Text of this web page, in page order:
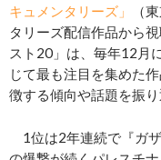
キュメンタリーズ」
（
タリーズ配信作品から
スト20」は、毎年12月
じて最も注目を集めた
徴する傾向や話題を振り
1位は2年連続で『ガ